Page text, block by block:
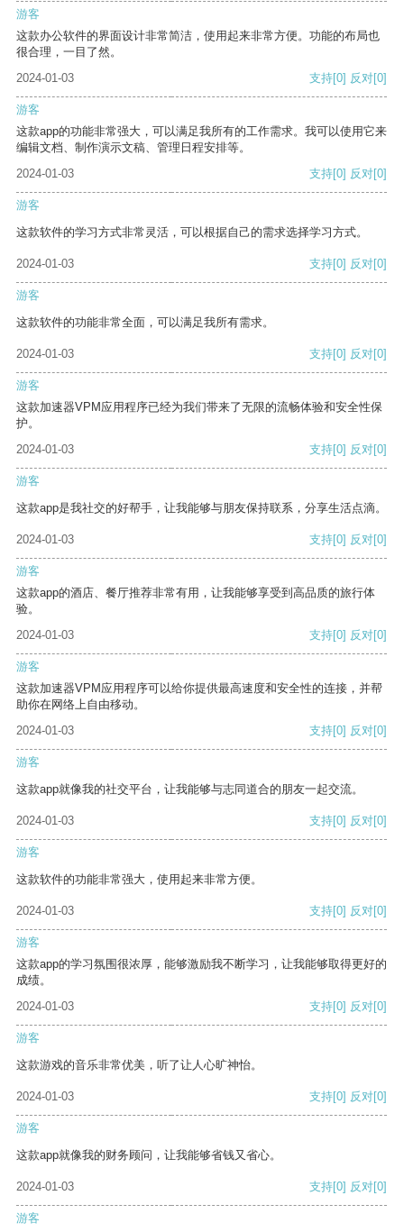
游客
这款办公软件的界面设计非常简洁，使用起来非常方便。功能的布局也
很合理，一目了然。
2024-01-03
支持[0] 反对[0]
游客
这款app的功能非常强大，可以满足我所有的工作需求。我可以使用它来
编辑文档、制作演示文稿、管理日程安排等。
2024-01-03
支持[0] 反对[0]
游客
这款软件的学习方式非常灵活，可以根据自己的需求选择学习方式。
2024-01-03 支持[0] 反对[0]
游客
这款软件的功能非常全面，可以满足我所有需求。
2024-01-03 支持[0] 反对[0]
游客
这款加速器VPM应用程序已经为我们带来了无限的流畅体验和安全性保
护。
2024-01-03
支持[0] 反对[0]
游客
这款app是我社交的好帮手，让我能够与朋友保持联系，分享生活点滴。
2024-01-03 支持[0] 反对[0]
游客
这款app的酒店、餐厅推荐非常有用，让我能够享受到高品质的旅行体
验。
2024-01-03
支持[0] 反对[0]
游客
这款加速器VPM应用程序可以给你提供最高速度和安全性的连接，并帮
助你在网络上自由移动。
2024-01-03
支持[0] 反对[0]
游客
这款app就像我的社交平台，让我能够与志同道合的朋友一起交流。
2024-01-03 支持[0] 反对[0]
游客
这款软件的功能非常强大，使用起来非常方便。
2024-01-03 支持[0] 反对[0]
游客
这款app的学习氛围很浓厚，能够激励我不断学习，让我能够取得更好的
成绩。
2024-01-03
支持[0] 反对[0]
游客
这款游戏的音乐非常优美，听了让人心旷神怡。
2024-01-03 支持[0] 反对[0]
游客
这款app就像我的财务顾问，让我能够省钱又省心。
2024-01-03 支持[0] 反对[0]
游客